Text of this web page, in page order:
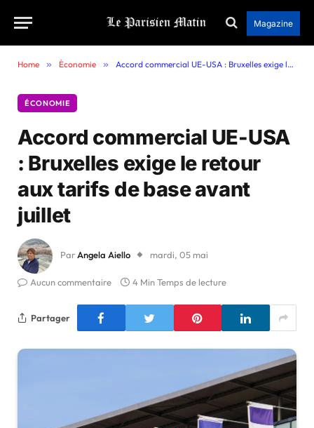
Magazine
Home » Économie » Accord commercial UE-USA : Bruxelles exige le retour aux tarifs de base avant juillet
ÉCONOMIE
Accord commercial UE-USA
: Bruxelles exige le retour
aux tarifs de base avant
juillet
Par Angela Aiello mardi, 05 mai
Aucun commentaire 4 Min Temps de lecture
Partager